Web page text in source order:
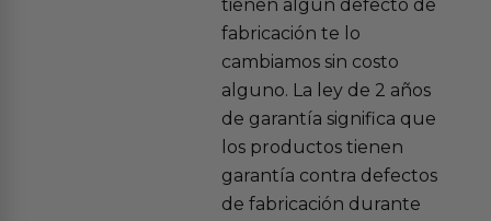
tienen algún defecto de
fabricación te lo
cambiamos sin costo
alguno. La ley de 2 años
de garantía significa que
los productos tienen
garantía contra defectos
de fabricación durante